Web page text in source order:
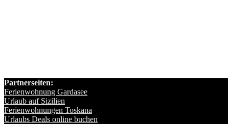
Partnerseiten:
Ferienwohnung Gardasee
Urlaub auf Sizilien
Ferienwohnungen Toskana
Urlaubs Deals online buchen